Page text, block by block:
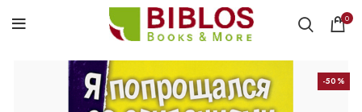
0
-50%